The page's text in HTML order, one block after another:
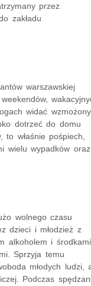
przez
zakładu
warszawskiej
widać wzmożony
dotrzeć do domu
to właśnie pośpiech,
wielu wypadków oraz
wolnego czasu
dzieci i młodzież z
alkoholem i środkami
Sprzyja temu
młodych ludzi,
Podczas